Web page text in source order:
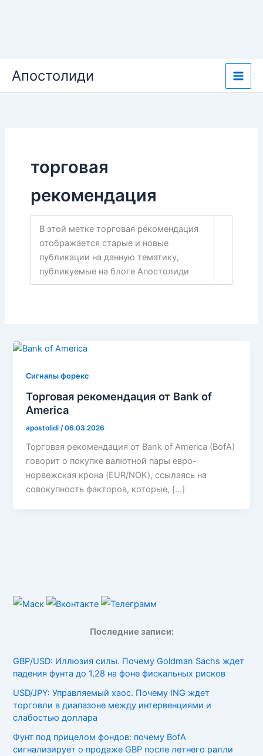
содержимому
Апостолиди
торговая
рекомендация
В этой метке торговая рекомендация
отображается старые и новые
публикации на данную тематику,
публикуемые на блоге Апостолиди
Сигналы форекс
Торговая рекомендация от Bank of
America
apostolidi /06.03.2026
Торговая рекомендация от Bank of America (BofA)
говорит о покупке валютной пары евро-
норвежская крона (EUR/NOK), ссылаясь на
совокупность факторов, которые, […]
Последние записи:
GBP/USD: Иллюзия силы. Почему Goldman Sachs ждет
падения фунта до 1,28 на фоне фискальных рисков
USD/JPY: Управляемый хаос. Почему ING ждет
торговли в диапазоне между интервенциями и
слабостью доллара
Фунт под прицелом фондов: почему BofA
сигнализирует о продаже GBP после летнего ралли